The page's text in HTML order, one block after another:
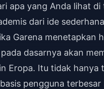
apa yang Anda lihat di
dari ide
Garena menetapkan
dasarnya akan
Eropa. Itu tidak
pengguna